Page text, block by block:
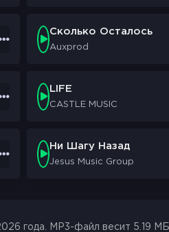
Сколько Осталось
Auxprod
LIFE
CASTLE MUSIC
Ни Шагу Назад
Jesus Music Group
года. MP3-файл весит 5.19